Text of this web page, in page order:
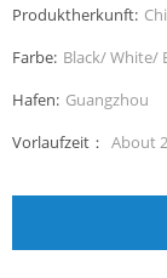
Produktherkunft:
Farbe: Black/ White/
Hafen: Guangzhou
Vorlaufzeit： About